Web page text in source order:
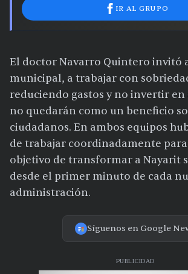
IR AL GRUPO
El doctor Navarro Quintero invitó
municipal, a trabajar con
reduciendo gastos y no invertir en
no quedarán como un beneficio
ciudadanos. En ambos equipos
de trabajar coordinadamente
objetivo de transformar a Nayarit
desde el primer minuto de cada
administración.
Síguenos en Google
PUBLICIDAD